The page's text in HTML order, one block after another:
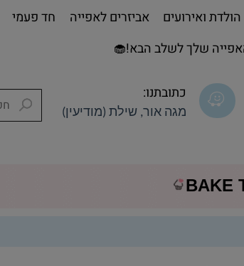
שלך לשלב הבא!🧁
כתובתנו:
מגה אור, שילת (מודיעין)
הולדת ואירועים אביזרים לאפייה חד פעמי
BAKE